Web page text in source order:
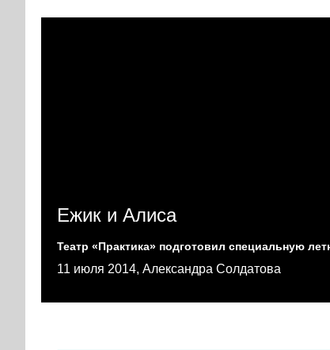
Ежик и Алиса
Театр «Практика» подготовил специальную
11 июля 2014, Александра Солдатова